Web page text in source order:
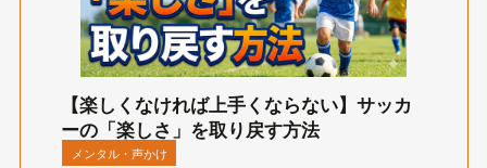
【楽しくなければ上手くならない】サッカ
ーの「楽しさ」を取り戻す方法
メンタル・声かけ